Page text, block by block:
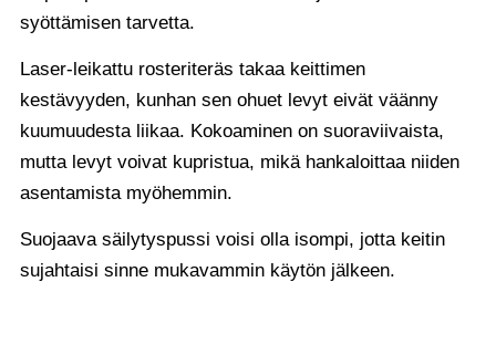
syöttämisen tarvetta.
Laser-leikattu rosteriteräs takaa keittimen
kestävyyden, kunhan sen ohuet levyt eivät väänny
kuumuudesta liikaa. Kokoaminen on suoraviivaista,
mutta levyt voivat kupristua, mikä hankaloittaa niiden
asentamista myöhemmin.
Suojaava säilytyspussi voisi olla isompi, jotta keitin
sujahtaisi sinne mukavammin käytön jälkeen.